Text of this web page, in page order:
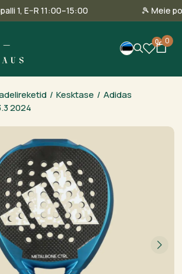
1, E–R 11:00–15:00 🎾
0 0
/ Kesktase / Adidas
2024